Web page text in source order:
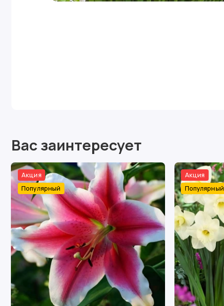
Вас заинтересует
Акция
Популярный
Акция
Популярный